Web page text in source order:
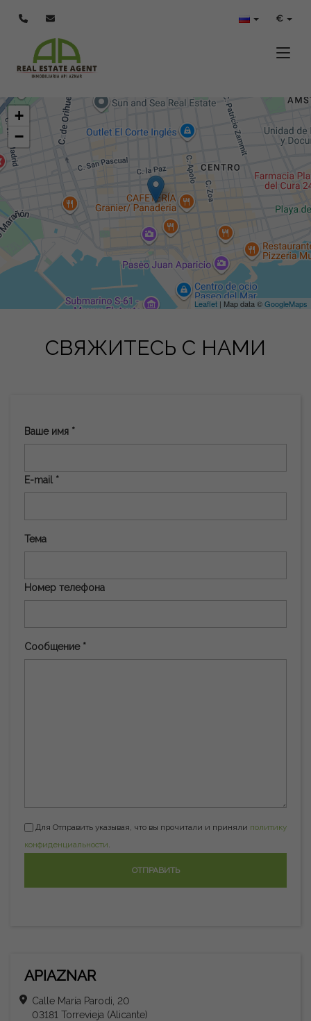
€
+
−
Leaflet | Map data ©GoogleMaps
СВЯЖИТЕСЬ С НАМИ
Ваше имя *
E-mail *
Тема
Номер телефона
Сообщение *
Для Отправить указывая, что вы прочитали и приняли политику
конфиденциальности.
APIAZNAR
Calle María Parodi, 20
03181 Torrevieja (Alicante)